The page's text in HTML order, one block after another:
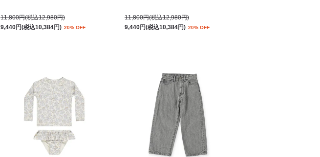
11,800円(税込12,980円)
9,440円(税込10,384円) 20% OFF
11,800円(税込12,980円)
9,440円(税込10,384円) 20% OFF